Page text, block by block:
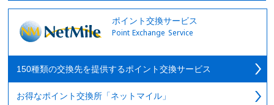
ポイント交換サービス
Point Exchange Service
150種類の交換先を提供するポイント交換サービス
お得なポイント交換所「ネットマイル」